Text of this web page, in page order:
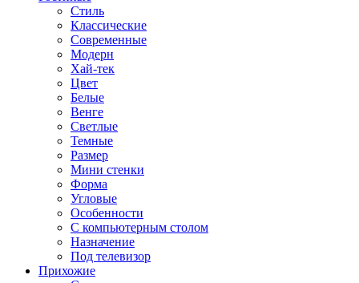
Стиль
Классические
Современные
Модерн
Хай-тек
Цвет
Белые
Венге
Светлые
Темные
Размер
Мини стенки
Форма
Угловые
Особенности
С компьютерным столом
Назначение
Под телевизор
Прихожие